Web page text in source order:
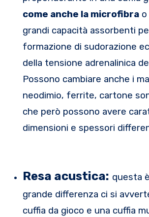
come anche la microfibrao
grandi capacità assorbenti
formazione di sudorazione
della tensione adrenalinica
Possono cambiare anche i
neodimio, ferrite, cartone
che però possono avere
dimensioni e spessori
Resa acustica: questa
grande differenza ci si
cuffia da gioco e una cuffia